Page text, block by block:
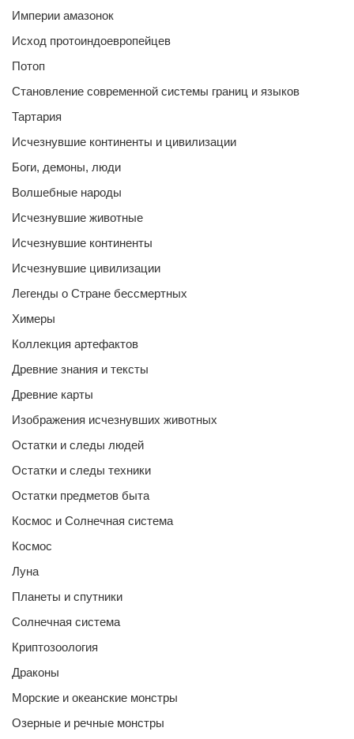
Империи амазонок
Исход протоиндоевропейцев
Потоп
Становление современной системы границ и языков
Тартария
Исчезнувшие континенты и цивилизации
Боги, демоны, люди
Волшебные народы
Исчезнувшие животные
Исчезнувшие континенты
Исчезнувшие цивилизации
Легенды о Стране бессмертных
Химеры
Коллекция артефактов
Древние знания и тексты
Древние карты
Изображения исчезнувших животных
Остатки и следы людей
Остатки и следы техники
Остатки предметов быта
Космос и Солнечная система
Космос
Луна
Планеты и спутники
Солнечная система
Криптозоология
Драконы
Морские и океанские монстры
Озерные и речные монстры